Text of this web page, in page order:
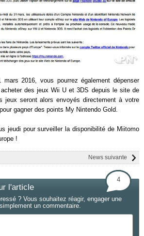
mars 2016, vous pourrez également dépenser
des jeux Wii U et 3DS depuis le site de
jeux seront alors envoyés directement à votre
gagner des points My Nintendo Gold.
jeudi pour surveiller la disponibilité de Miitomo
!
News suivante
l'article
4
? Vous souhaitez réagir, engager une
un commentaire.